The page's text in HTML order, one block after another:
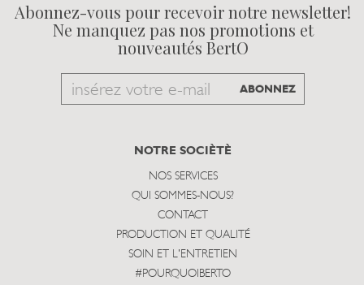
Abonnez-vous pour recevoir notre newsletter!
Ne manquez pas nos promotions et
nouveautés BertO
Email
subscribe
ABONNEZ
NOTRE SOCIÈTÈ
NOS SERVICES
QUI SOMMES-NOUS?
CONTACT
PRODUCTION ET QUALITÉ
SOIN ET L'ENTRETIEN
#POURQUOIBERTO